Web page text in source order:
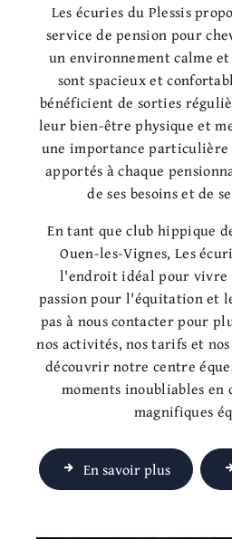
Les écuries du Plessis
service de pension pour
un environnement calme et
sont spacieux et
bénéficient de sorties
leur bien-être physique et
une importance particulière
apportés à chaque
de ses besoins et de
En tant que club hippique
Ouen-les-Vignes, Les
l'endroit idéal pour vivre
passion pour l'équitation et
pas à nous contacter pour
nos activités, nos tarifs et
découvrir notre centre
moments inoubliables en
magnifiques
En savoir plus